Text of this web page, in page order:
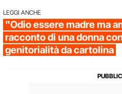
LEGGI ANCHE
"Odio essere madre ma
racconto di una donna
genitorialità da cartolina